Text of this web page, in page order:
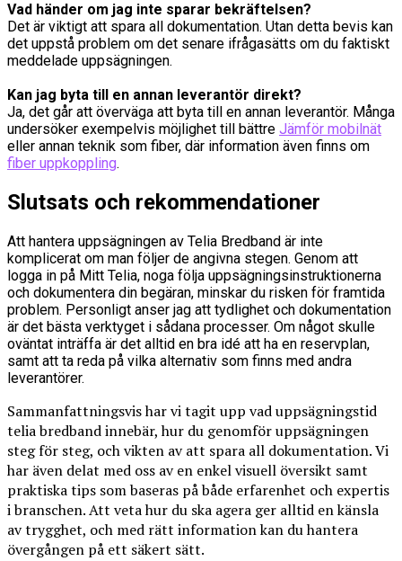
Vad händer om jag inte sparar bekräftelsen?
Det är viktigt att spara all dokumentation. Utan detta bevis kan
det uppstå problem om det senare ifrågasätts om du faktiskt
meddelade uppsägningen.
Kan jag byta till en annan leverantör direkt?
Ja, det går att överväga att byta till en annan leverantör. Många
undersöker exempelvis möjlighet till bättre Jämför mobilnät
eller annan teknik som fiber, där information även finns om
fiber uppkoppling.
Slutsats och rekommendationer
Att hantera uppsägningen av Telia Bredband är inte
komplicerat om man följer de angivna stegen. Genom att
logga in på Mitt Telia, noga följa uppsägningsinstruktionerna
och dokumentera din begäran, minskar du risken för framtida
problem. Personligt anser jag att tydlighet och dokumentation
är det bästa verktyget i sådana processer. Om något skulle
oväntat inträffa är det alltid en bra idé att ha en reservplan,
samt att ta reda på vilka alternativ som finns med andra
leverantörer.
Sammanfattningsvis har vi tagit upp vad uppsägningstid
telia bredband innebär, hur du genomför uppsägningen
steg för steg, och vikten av att spara all dokumentation. Vi
har även delat med oss av en enkel visuell översikt samt
praktiska tips som baseras på både erfarenhet och expertis
i branschen. Att veta hur du ska agera ger alltid en känsla
av trygghet, och med rätt information kan du hantera
övergången på ett säkert sätt.